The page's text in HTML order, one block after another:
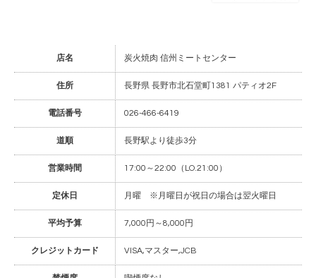
店名 炭火焼肉 信州ミートセンター
住所 長野県 長野市北石堂町1381 パティオ2F
電話番号 026-466-6419
道順 長野駅より徒歩3分
営業時間 17:00～22:00（LO.21:00）
定休日 月曜 ※月曜日が祝日の場合は翌火曜日
平均予算 7,000円～8,000円
クレジットカード VISA,マスター,JCB